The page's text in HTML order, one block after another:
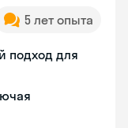
5 лет опыта
подход для